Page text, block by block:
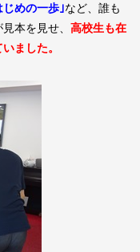
じめの一歩｣など、誰も
本を見せ、高校生も在
ました。